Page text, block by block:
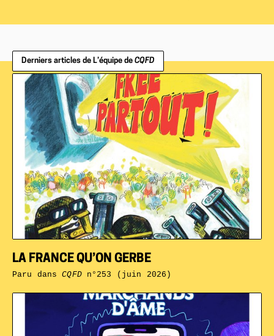
Derniers articles de L’équipe de CQFD
LA FRANCE QU’ON GERBE
Paru dansCQFDn°253 (juin 2026)